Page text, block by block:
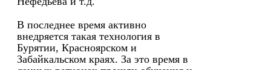
В последнее время активно
внедряется такая технология в
Бурятии, Красноярском и
Забайкальском краях. За это время в